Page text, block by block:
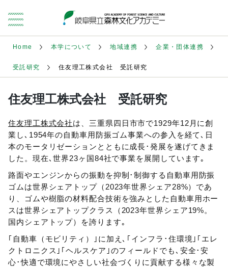
Home 本学について 地域連携 企業・団体連携
受託研究 住友理工株式会社 受託研究
住友理工株式会社 受託研究
住友理工株式会社は、三重県四日市市で1929年12月に創
業し､1954年の自動車用防振ゴム事業への参入を経て､日
本のモータリゼーションとともに成長･発展を遂げてきま
した。現在､世界23ヶ国84社で事業を展開しています｡
路面やエンジンからの振動を抑制･制御する自動車用防振
ゴムは世界シェアトップ（2023年世界シェア28%）であ
り、ゴムや樹脂の材料配合技術を強みとした自動車用ホー
スは世界シェアトップクラス（2023年世界シェア19%。
国内シェアトップ）を誇ります｡
｢自動車（モビリティ）｣に加え､｢インフラ･住環境｣｢エレ
クトロニクス｣｢ヘルスケア｣のフィールドでも､安全･安
心･快適で環境にやさしい社会づくりに貢献する様々な製